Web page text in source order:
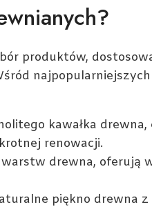
produktów,
kawałka
renowacji.
drewna, oferują
piękno drewna